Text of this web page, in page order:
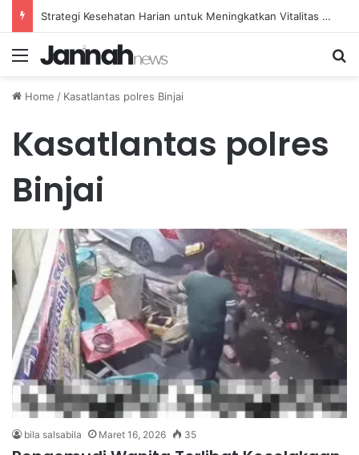
Strategi Kesehatan Harian untuk Meningkatkan Vitalitas dan Mengatasi Kelelahan Sehari-hari
Menu
Home / Kasatlantas polres Binjai
Kasatlantas polres
Binjai
bila salsabila Maret 16, 2026 35